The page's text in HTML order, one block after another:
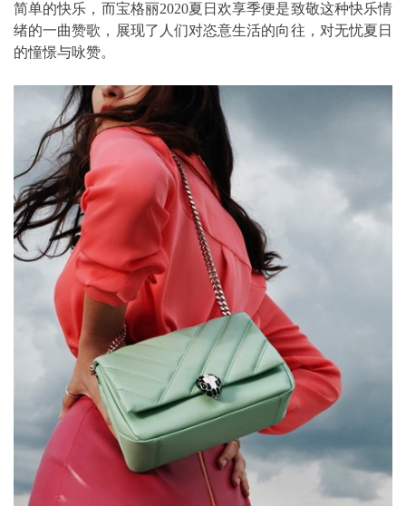
简单的快乐，而宝格丽2020夏日欢享季便是致敬这种快乐情
绪的一曲赞歌，展现了人们对恣意生活的向往，对无忧夏日
的憧憬与咏赞。